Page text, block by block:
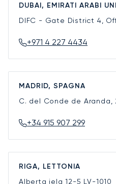
DUBAI, EMIRATI ARABI
DIFC - Gate District 4,
+971 4 227 4434
MADRID, SPAGNA
C. del Conde de Aranda,
+34 915 907 299
RIGA, LETTONIA
Alberta iela 12-5 LV-1010